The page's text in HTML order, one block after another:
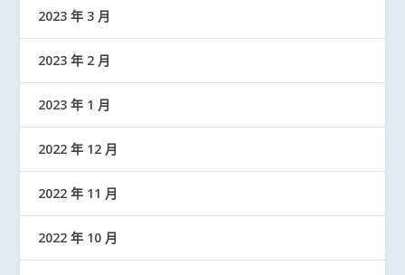
2023 年 3 月
2023 年 2 月
2023 年 1 月
2022 年 12 月
2022 年 11 月
2022 年 10 月